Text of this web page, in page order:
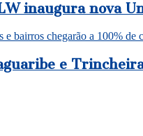
inaugura nova
bairros chegarão a 100% de
e